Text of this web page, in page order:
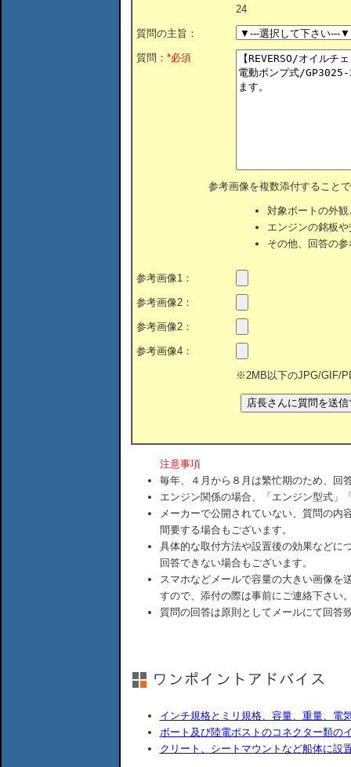
24
質問の主旨：
質問： *必須
参考画像を複数添付すること
対象ボートの外
エンジンの銘板
その他、回答の
参考画像1：
参考画像2：
参考画像2：
参考画像4：
※2MB以下のJPG/GIF/
注意事項
毎年、４月から８月は繁忙期のため、回
エンジン関係の場合、「エンジン型式」
メーカーで公開されていない、質問の内
間要する場合もございます。
具体的な取付方法や設置後の効果などに
回答できない場合もございます。
スマホなどメールで容量の大きい画像を
すので、添付の際は事前にご連絡下さい
質問の回答は原則としてメールにて回答
インチ規格とミリ規格、容量、重量、電
ボート及び陸電ポストのコネクター類の
クリート、シートマウントなど船体に設